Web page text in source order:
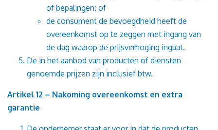
of bepalingen; of
de consument de bevoegdheid heeft de
overeenkomst op te zeggen met ingang van
de dag waarop de prijsverhoging ingaat.
De in het aanbod van producten of diensten
genoemde prijzen zijn inclusief btw.
Artikel 12 – Nakoming overeenkomst en extra
garantie